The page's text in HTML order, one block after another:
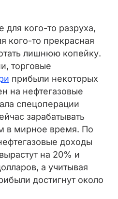
для кого-то разруха,
кого-то прекрасная
лишнюю копейку.
торговые
прибыли некоторых
на нефтегазовые
спецоперации
зарабатывать
в мирное время. По
доходы
на 20% и
а учитывая
достигнут около